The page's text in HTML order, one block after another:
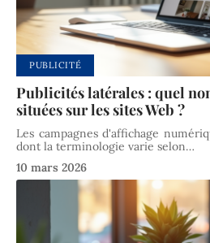
PUBLICITÉ
Publicités latérales : quel
situées sur les sites Web ?
Les campagnes d'affichage
dont la terminologie varie selon…
10 mars 2026